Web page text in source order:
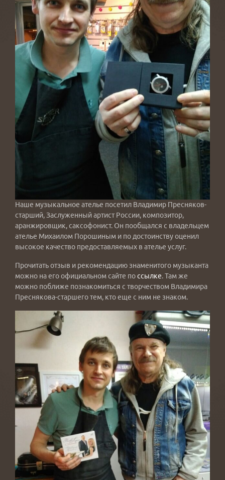
Наше музыкальное ателье посетил Владимир Пресняков-
старший, Заслуженный артист России, композитор,
аранжировщик, саксофонист. Он пообщался с владельцем
ателье Михаилом Порошиным и по достоинству оценил
высокое качество предоставляемых в ателье услуг.
Прочитать отзыв и рекомендацию знаменитого музыканта
можно на его официальном сайте поссылке. Там же
можно поближе познакомиться с творчеством Владимира
Преснякова-старшего тем, кто еще с ним не знаком.